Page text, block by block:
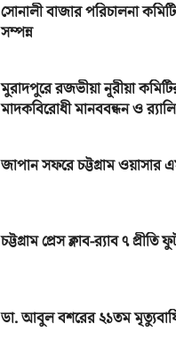
সোনালী বাজার পরিচালনা কমিটির
সম্পন্ন
মুরাদপুরে রজভীয়া নূরীয়া
মাদকবিরোধী মানববন্ধন ও র‌্যালি
জাপান সফরে চট্টগ্রাম
চট্টগ্রাম প্রেস ক্লাব-র‌্যাব ৭
ডা. আবুল বশরের ২১তম